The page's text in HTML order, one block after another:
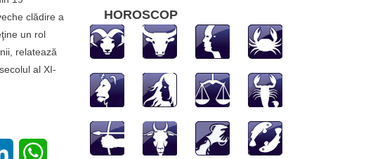
clădire a
un rol
relatează
al XI-
LinkedIn WhatsApp
HOROSCOP